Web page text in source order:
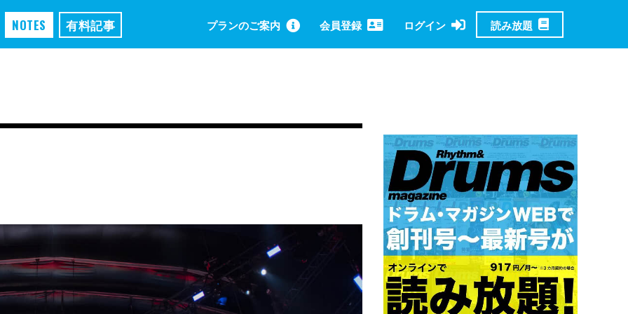
NOTES 有料記事 プランのご案内 会員登録 ログイン 読み放題